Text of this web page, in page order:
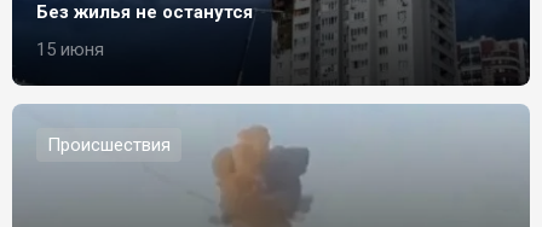
Без жилья не останутся
15 июня
Происшествия